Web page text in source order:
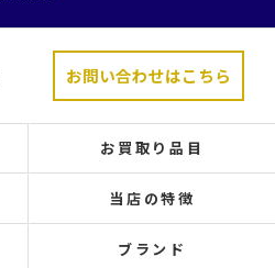
お問い合わせはこちら
お買取り品目
当店の特徴
ブランド